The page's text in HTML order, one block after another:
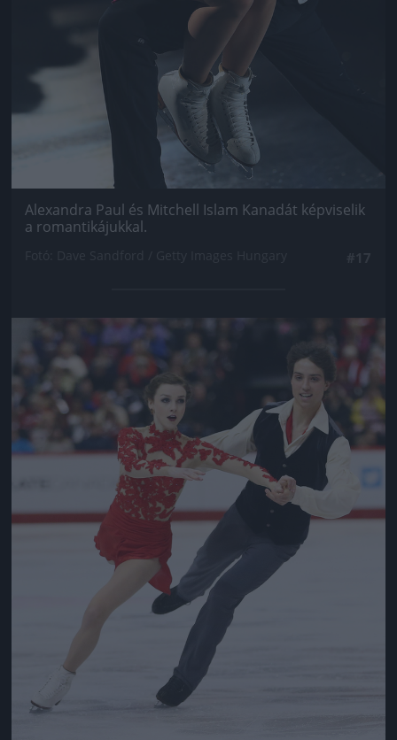
Alexandra Paul és Mitchell Islam Kanadát képviselik
a romantikájukkal.
Jön még kép!